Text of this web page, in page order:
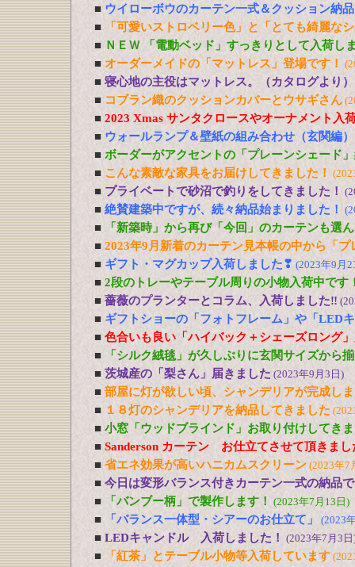
■ ウイローボウのカーテン一式＆クッション納
■
「可愛いストロベリー色」と「とても綺麗な
■ ＮＥＷ 「電動ベッド」すっきりとして入荷し
■ オーダーメイドの「マットレス」登場です！
■ 寝心地の主役はマットレス。（カタログより）
■ コブラン織のクッションカバーとウサギさん
■ 2023 Xmas サンタクロースやオーナメント入
■ ウォールランプ＆壁紙の組み合わせ（玄関編）
■ ボーダーがアクセントの「プレーンシェード
■ こんな素敵な家具をお届けしてきました！
■ プライベートで砂沼で釣りをしてきました！
■ 絶賛建築中ですが、続々納品始まりました！
■
「新築時」から再び「今回」のカーテンも選
■ 2023年9月新着のカーテン見本帳の中から「
■ ギフト・マグカップ入荷しました❣ (2023年9月
■ 2段のトレーやテーブル周りの小物入荷中です
■ 薔薇のプランターとコラム、入荷しました‼
■ ギフトショーの「フォトフレーム」や「LED
■ 色合いも良い「ハイバック＋シェーズロング
■
「シルク絨毯」が久しぶりに玄関サイズから
■ 茨城産の「梨さん」届きました (2023年9月3日)
■ 部屋に灯が欲しい頃、シャンデリアが完成し
■ １８灯のシャンデリアを納品してきました
■ 小窓「ウッドブラインド」お取り付けしてき
■ Sanderson カーテン お仕立てさせて頂きまし
■ 省エネ効果が高いハニカムスクリーン (2023年7
■ 今日は変形バランス付きカーテン一式の納品
■
「バンブー柄」で製作します！ (2023年7月13日)
■ 「バランス一体型・シアーのお仕立て」 (2023
■ LEDキャンドル 入荷しました！ (2023年7月3日
■ 「紅茶」とテーブル小物等入荷しています